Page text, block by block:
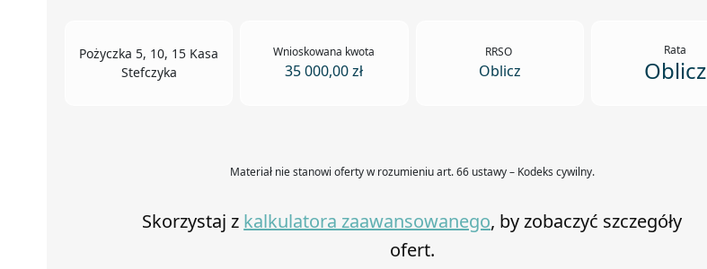
Pożyczka 5, 10, 15 Kasa
Stefczyka
Wnioskowana kwota
35 000,00 zł
RRSO
Oblicz
Rata
Oblicz
Materiał nie stanowi oferty w rozumieniu art. 66 ustawy – Kodeks cywilny.
Skorzystaj z kalkulatora zaawansowanego, by zobaczyć szczegóły
ofert.